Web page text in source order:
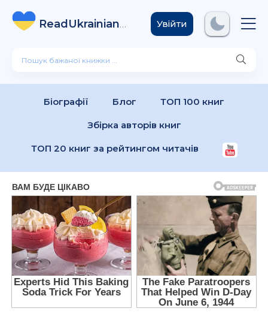
ReadUkrainian
Books .com
Увійти
Біографії Блог ТОП 100 книг
Збірка авторів книг
ТОП 20 книг за рейтингом читачів